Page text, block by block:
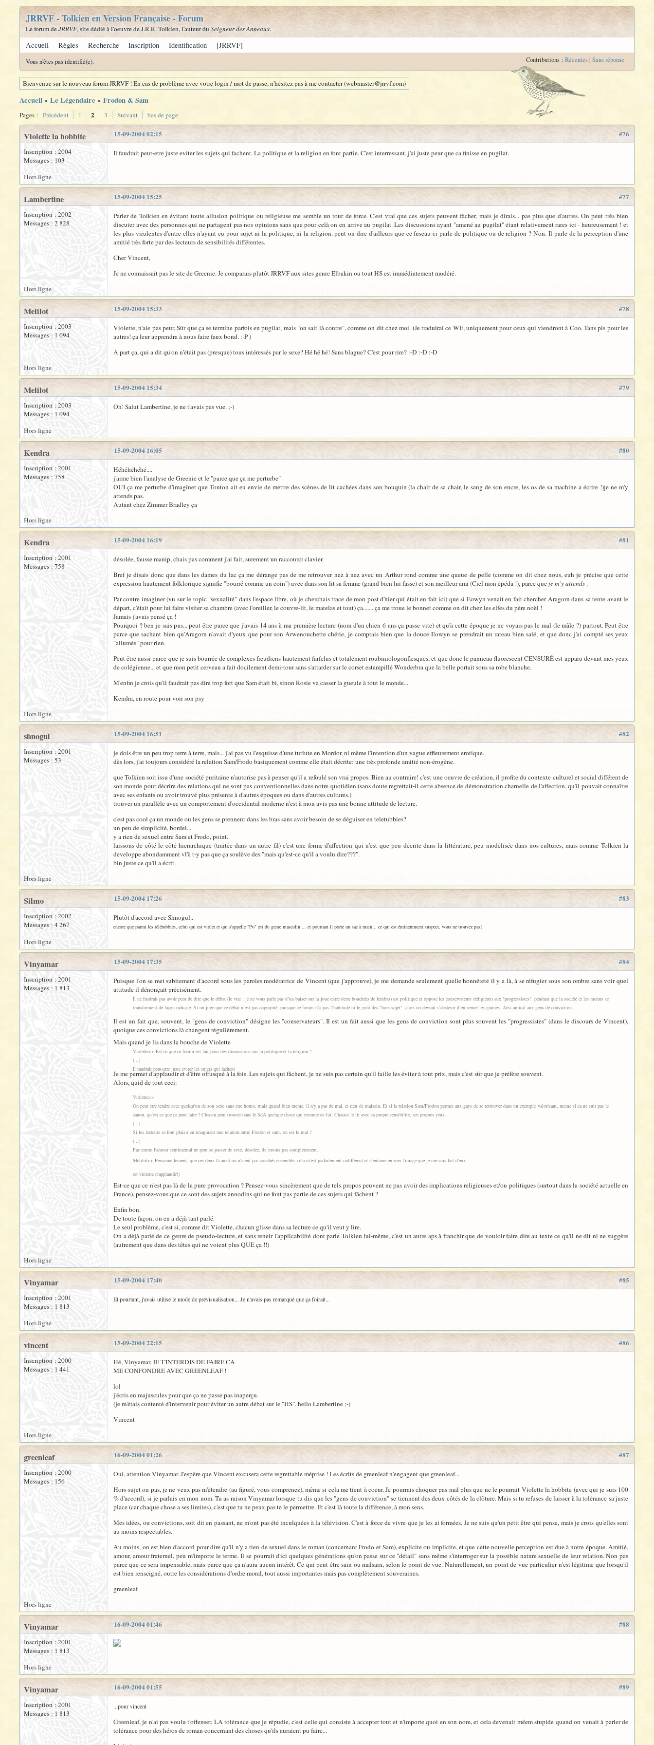
JRRVF - Tolkien en Version Française - Forum
Le forum deJRRVF, site dédié à l'oeuvre de J.R.R. Tolkien, l'auteur du Seigneur des Anneaux.
Accueil Règles Recherche Inscription Identification [JRRVF]
Vous n'êtes pas identifié(e). Contributions : Récentes| Sans réponse
Bienvenue sur le nouveau forum JRRVF ! En cas de problème avec votre login / mot de passe, n'hésitez pas à me contacter (webmaster@jrrvf.com)
Accueil» Le Légendaire » Frodon & Sam
Pages : Précédent 1 2 3 Suivant bas de page
#76
15-09-2004 02:15
Violette la hobbite
Inscription : 2004
Messages : 103
Il faudrait peut-etre juste eviter les sujets qui fachent. La politique et la religion en font partie. C'est interressant, j'ai juste peur que ca finisse en pugilat.
Hors ligne
#77
15-09-2004 15:25
Lambertine
Inscription : 2002
Messages : 2 828
Parler de Tolkien en évitant toute allusion politique ou religieuse me semble un tour de force. C'est vrai que ces sujets peuvent fâcher, mais je dirais... pas plus que d'autres. On peut très bien
discuter avec des personnes qui ne partagent pas nos opinions sans que pour celà on en arrive au pugilat. Les discussions ayant "amené au pugilat" étant relativement rares ici - heureusement ! et
les plus virulentes d'entre elles n'ayant eu pour sujet ni la politique, ni la religion. peut-on dire d'ailleurs que ce fuseau-ci parle de politique ou de religion ? Non. Il parle de la perception d'une
amitié très forte par des lecteurs de sensibilités différentes.
Cher Vincent,
Je ne connaissait pas le site de Greenie. Je comparais plutôt JRRVF aux sites genre Elbakin ou tout HS est immédiatement modéré.
Hors ligne
#78
15-09-2004 15:33
Melilot
Inscription : 2003
Messages : 1 094
Violette, n'aie pas peur. Sûr que ça se termine parfois en pugilat, mais "on sait là contre", comme on dit chez moi. (Je traduirai ce WE, uniquement pour ceux qui viendront à Coo. Tans pis pour les
autres! ça leur apprendra à nous faire faux bond. :-P )
A part ça, qui a dit qu'on n'était pas (presque) tous intéressés par le sexe? Hé hé hé! Sans blague? C'est pour rire? :-D :-D :-D
Hors ligne
#79
15-09-2004 15:34
Melilot
Inscription : 2003
Messages : 1 094
Oh! Salut Lambertine, je ne t'avais pas vue. ;-)
Hors ligne
#80
15-09-2004 16:05
Kendra
Inscription : 2001
Messages : 758
Héhéhéhéhé....
j'aime bien l'analyse de Greenie et le "parce que ça me perturbe"
OUI ça me perturbe d'imaginer que Tonton ait eu envie de mettre des scènes de lit cachées dans son bouquin (la chair de sa chair, le sang de son encre, les os de sa machine a écrire !)je ne m'y
attends pas.
Autant chez Zimmer Bradley ça
Hors ligne
#81
15-09-2004 16:19
Kendra
Inscription : 2001
Messages : 758
désolée, fausse manip, chais pas comment j'ai fait, surement un raccourci clavier.
Bref je disais donc que dans les dames du lac ça me dérange pas de me retrouver nez à nez avec un Arthur rond comme une queue de pelle (comme on dit chez nous, euh je précise que cette
expression hautement folklorique signifie "bourré comme un coin") avec dans son lit sa femme (grand bien lui fasse) et son meilleur ami (Ciel mon épéda !), parce que je m'y attends .
Par contre imaginer (vu sur le topic "sexualité" dans l'espace libre, où je cherchais trace de mon post d'hier qui était en fait ici) que si Eowyn venait en fait chercher Aragorn dans sa tente avant le
départ, c'était pour lui faire visiter sa chambre (avec l'oreiller, le couvre-lit, le matelas et tout) ça....... ça me troue le bonnet comme on dit chez les elfes du père noël !
Jamais j'avais pensé ça !
Pourquoi ? ben je sais pas... peut être parce que j'avais 14 ans à ma première lecture (nom d'un chien 6 ans ça passe vite) et qu'à cette époque je ne voyais pas le mal (le mâle ?) partout. Peut être
parce que sachant bien qu'Aragorn n'avait d'yeux que pour son Arwenouchette chérie, je comptais bien que la douce Eowyn se prendrait un rateau bien salé, et que donc j'ai compté ses yeux
"allumés" pour rien.
Peut être aussi parce que je suis bourrée de complexes freudiens hautement farfelus et totalement roubiniologonflesques, et que donc le panneau fluorescentCENSURÉest apparu devant mes yeux
de colégienne... et que mon petit cerveau a fait docilement demi-tour sans s'attarder sur le corset estampillé Wonderbra que la belle portait sous sa robe blanche.
M'enfin je crois qu'il faudrait pas dire trop fort que Sam était bi, sinon Rosie va casser la gueule à tout le monde...
Kendra, en route pour voir son psy
Hors ligne
#82
15-09-2004 16:51
shnogul
Inscription : 2001
Messages : 53
je dois être un peu trop terre à terre, mais... j'ai pas vu l'esquisse d'une turlute en Mordor, ni même l'intention d'un vague effleurement erotique.
dès lors, j'ai toujours considéré la relation Sam/Frodo basiquement comme elle était décrite: une très profonde amitié non-érogène.
que Tolkien soit issu d'une société puritaine n'autorise pas à penser qu'il a refoulé son vrai propos. Bien au contraire! c'est une oeuvre de création, il profite du contexte culturel et social différent de
son monde pour décrire des relations qui ne sont pas conventionnelles dans notre quotidien.(sans doute regrettait-il cette absence de démonstration charnelle de l'affection, qu'il pouvait connaître
avec ses enfants ou avoir trouvé plus présente à d'autres époques ou dans d'autres cultures.)
trouver un parallèle avec un comportement d'occidental moderne n'est à mon avis pas une bonne attitude de lecture.
c'est pas cool ça un monde ou les gens se prennent dans les bras sans avoir besoin de se déguiser en teletubbies?
un peu de simplicité, bordel...
y a rien de sexuel entre Sam et Frodo, point.
laissons de côté le côté hierarchique (traitée dans un autre fil) c'est une forme d'affection qui n'est que peu décrite dans la littérature, peu modélisée dans nos cultures, mais comme Tolkien la
developpe abondamment vl'à t-y pas que ça soulève des "mais qu'est-ce qu'il a voulu dire???".
bin juste ce qu'il a écrit.
Hors ligne
#83
15-09-2004 17:26
Silmo
Inscription : 2002
Messages : 4 267
Plutôt d'accord avec Shnogul..
encore que parmi les télétubbies, celui qui est violet et qui s'appelle "Po" est du genre masculin ... et pourtant il porte un sac à main... ce qui est éminemment suspect, vous ne trouvez pas?
Hors ligne
#84
15-09-2004 17:35
Vinyamar
Inscription : 2001
Messages : 1 813
Puisque l'on se met subitement d'accord sous les paroles modératrice de Vincent (que j'approuve), je me demande seulement quelle honnêteté il y a là, à se réfugier sous son ombre sans voir quel
attitude il dénonçait précisément.
Il ne faudrait pas avoir peur de dire que le débat (le vrai ; je ne vous parle pas d’un baiser sur la joue entre deux bouchées de lembas) est politique et oppose les conservateurs (religieux) aux "progressistes", pendant que la société et les mœurs se
transforment de façon radicale. Si on juge que ce débat n’est pas approprié, puisque ce forum n’a pas l’habitude ni le goût des "hors sujet", alors on devrait s’abstenir d’en semer les graines. Avis amical aux gens de conviction.
Il est un fait que, souvent, le "gens de conviction" désigne les "conservateurs". Il est un fait aussi que les gens de conviction sont plus souvent les "progressistes" (dans le discours de Vincent),
quoique ces convictions là changent régulièrement.
Mais quand je lis dans la bouche de Violette
Violette>> Est-ce que ce forum est fait pour des discussions sur la politique et la religion ?
(...)
Il faudrait peut-etre juste eviter les sujets qui fachent
Je me permet d'applaudir et d'être offusqué à la fois. Les sujets qui fâchent, je ne suis pas certain qu'il faille les éviter à tout prix, mais c'est sûr que je préfère souvent.
Alors, quid de tout ceci:
Violette>>
On peut etre tendre avec quelqu'un de son sexe sans etre homo, mais quand bien meme, il n'y a pas de mal, et rien de malsain. Et si la relation Sam/Frodon permet aux gays de se retrouver dans un exemple valorisant, meme si ca ne suit pas le
canon, qu'est ce que ca peut faire ? Chacun peut trouver dans le SdA quelque chose qui resonne en lui. Chacun le lit avec sa propre sensibilite, ses propres yeux.
(...)
Si les lecteurs se font plaisir en imaginant une relation entre Frodon et sam, ou est le mal ?
(...)
Par contre l'amour sentimental ne peut se passer de sexe, desolee, du moins pas completement.
Melilot>> Personnellement, que ces deux-là aient ou n'aient pas couchés ensemble, cela m'est parfaitement indifférent et n'entame en rien l'image que je me suis fait d'eux.
(et violette d'applaudir!)
Est-ce que ce n'est pas là de la pure provocation ? Pensez-vous sincèrement que de tels propos peuvent ne pas avoir des implications religieuses et/ou politiques (surtout dans la société actuelle en
France), pensez-vous que ce sont des sujets annodins qui ne font pas partie de ces sujets qui fâchent ?
Enfin bon.
De toute façon, on en a déjà tant parlé.
Le seul problème, c'est si, comme dit Violette, chacun glisse dans sa lecture ce qu'il veut y lire.
On a déjà parlé de ce genre de pseudo-lecture, et sans reneir l'applicabilité dont parle Tolkien lui-même, c'est un autre aps à franchir que de vouloir faire dire au texte ce qu'il ne dit ni ne suggère
(autrement que dans des têtes qui ne voient plus QUE ça !!)
Hors ligne
#85
15-09-2004 17:40
Vinyamar
Inscription : 2001
Messages : 1 813
Et pourtant, j'avais utilisé le mode de prévisualisation... Je n'avais pas remarqué que ça foirait...
Hors ligne
#86
15-09-2004 22:15
vincent
Inscription : 2000
Messages : 1 441
Hé, Vinyamar, JE T'INTERDIS DE FAIRE CA
ME CONFONDRE AVEC GREENLEAF !
lol
j'écris en majuscules pour que ça ne passe pas inaperçu.
(je m'étais contenté d'intervenir pour éviter un autre débat sur le "HS". hello Lambertine ;-)
Vincent
Hors ligne
#87
16-09-2004 01:26
greenleaf
Inscription : 2000
Messages : 156
Oui, attention Vinyamar. J'espère que Vincent excusera cette regrettable méprise ! Les écrits de greenleaf n'engagent que greenleaf...
Hors-sujet ou pas, je ne veux pas m'étendre (au figuré, vous comprenez), même si cela me tient à coeur. Je pourrais choquer pas mal plus que ne le pourrait Violette la hobbite (avec qui je suis 100
% d'accord), si je parlais en mon nom. Tu as raison Vinyamar lorsque tu dis que les "gens de conviction" se tiennent des deux côtés de la clôture. Mais si tu refuses de laisser à la tolérance sa juste
place (car chaque chose a ses limites), c'est que tu ne peux pas te le permettre. Et c'est là toute la différence, à mon sens.
Mes idées, ou convictions, soit dit en passant, ne m'ont pas été inculquées à la télévision. C'est à force de vivre que je les ai formées. Je ne suis qu'un petit être qui pense, mais je crois qu'elles sont
au moins respectables.
Au moins, on est bien d'accord pour dire qu'il n'y a rien de sexuel dans le roman (concernant Frodo et Sam), explicite ou implicite, et que cette nouvelle perception est due à notre époque. Amitié,
amour, amour fraternel, peu m'importe le terme. Il se pourrait d'ici quelques générations qu'on passe sur ce "détail" sans même s'interroger sur la possible nature sexuelle de leur relation. Non pas
parce que ce sera impensable, mais parce que ça n'aura aucun intérêt. Ce qui peut être sain ou malsain, selon le point de vue. Naturellement, un point de vue particulier n'est légitime que lorsqu'il
est bien renseigné, outre les considérations d'ordre moral, tout aussi importantes mais pas complètement souveraines.
greenleaf
Hors ligne
#88
16-09-2004 01:46
Vinyamar
Inscription : 2001
Messages : 1 813
Hors ligne
#89
16-09-2004 01:55
Vinyamar
Inscription : 2001
Messages : 1 813
...pour vincent
Greenleaf, je n'ai pas voulu t'offenser. LA tolérance que je répudie, c'est celle qui consiste à accepter tout et n'importe quoi en son nom, et cela devenait mêem stupide quand on venait à parler de
tolérance pour des héros de roman concernant des choses qu'ils auraient pu faire...